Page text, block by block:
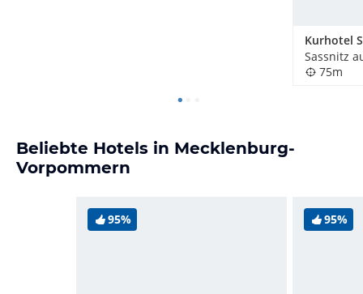
Kurhotel
Sassnitz
75m
Beliebte Hotels in Mecklenburg-
Vorpommern
95% 95%